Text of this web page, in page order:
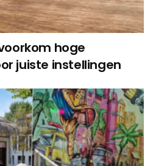
hoge
juiste instellingen